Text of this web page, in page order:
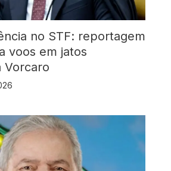
no STF: reportagem
voos em jatos
Vorcaro